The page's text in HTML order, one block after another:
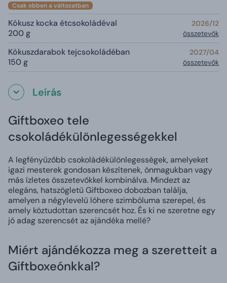
Csak ebben a változatban
Kókusz kocka étcsokoládéval
200 g
2026/12
összetevők
Kókuszdarabok tejcsokoládéban
150 g
2027/04
összetevők
Leírás
Giftboxeo tele
csokoládékülönlegességekkel
A legfényűzőbb csokoládékülönlegességek, amelyeket
igazi mesterek gondosan készítenek, önmagukban vagy
más ízletes összetevőkkel kombinálva. Mindezt az
elegáns, hatszögletű Giftboxeo dobozban találja,
amelyen a négylevelű lóhere szimbóluma szerepel, és
amely köztudottan szerencsét hoz. És ki ne szeretne egy
jó adag szerencsét az ajándéka mellé?
Miért ajándékozza meg a szeretteit a
Giftboxeónkkal?